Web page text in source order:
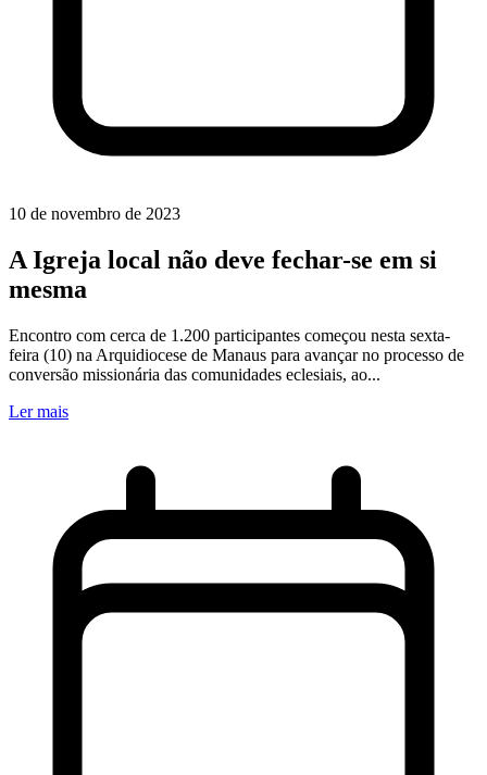
10 de novembro de 2023
A Igreja local não deve fechar-se em si
mesma
Encontro com cerca de 1.200 participantes começou nesta sexta-
feira (10) na Arquidiocese de Manaus para avançar no processo de
conversão missionária das comunidades eclesiais, ao...
Ler mais